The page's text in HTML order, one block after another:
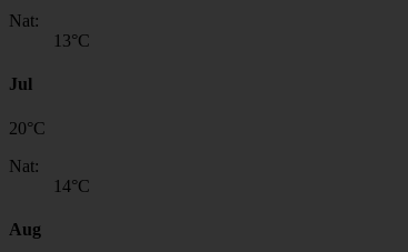
Nat:
13°C
Jul
20°C
Nat:
14°C
Aug